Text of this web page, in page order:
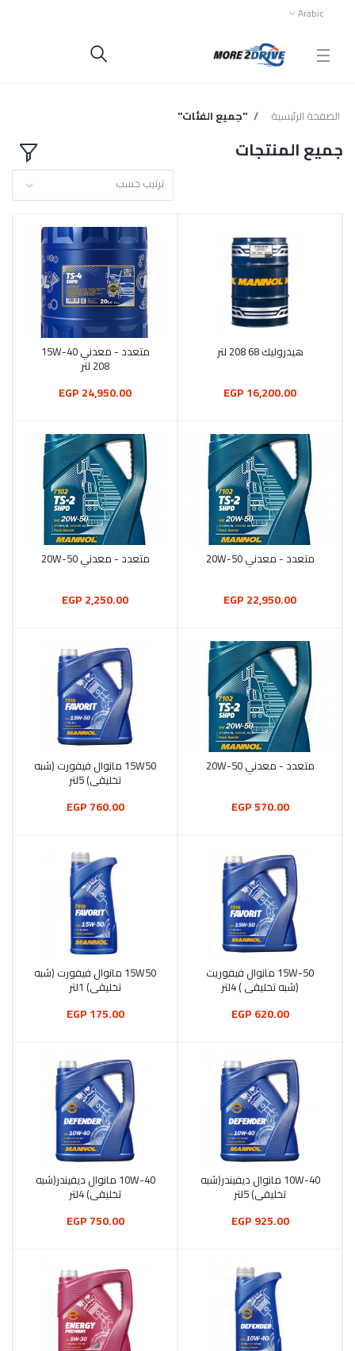
Arabic
الصفحة الرئيسية "جميع الفئات"
جميع المنتجات
ترتيب حسب
أضف إلى السلة
هيدروليك 68 208 لتر
16,200.00 EGP
أضف إلى السلة متعدد - معدني 15W-40
208 لتر
24,950.00 EGP
أضف إلى السلة
متعدد - معدني 20W-50
22,950.00 EGP
أضف إلى السلة
متعدد - معدني 20W-50
2,250.00 EGP
أضف إلى السلة
متعدد - معدني 20W-50
570.00 EGP
أضف إلى السلة
15W50 مانوال فيفورت (شبه
تخليقي) 5لتر
760.00 EGP
أضف إلى السلة15W-50 مانوال فيفوريت
(شبه تخليقي ) 4لتر
620.00 EGP
أضف إلى السلة
15W50 مانوال فيفورت (شبه
تخليقي) 1لتر
175.00 EGP
أضف إلى السلة
10W-40 مانوال ديفيندر(شبه
تخليقي) 5لتر
925.00 EGP
أضف إلى السلة
10W-40 مانوال ديفيندر(شبه
تخليقي) 4لتر
750.00 EGP